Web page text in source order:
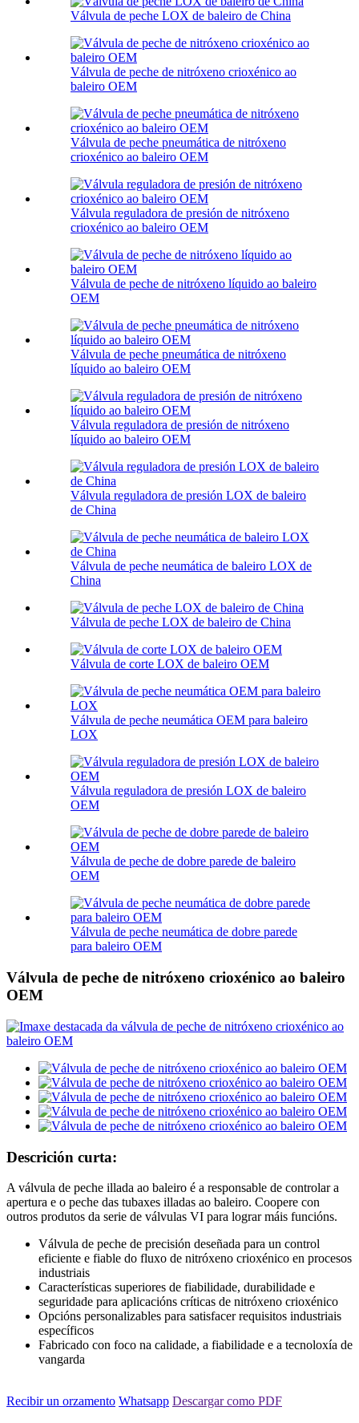
Válvula de peche LOX de baleiro de China
Válvula de peche de nitróxeno crioxénico ao
baleiro OEM
Válvula de peche pneumática de nitróxeno
crioxénico ao baleiro OEM
Válvula reguladora de presión de nitróxeno
crioxénico ao baleiro OEM
Válvula de peche de nitróxeno líquido ao baleiro
OEM
Válvula de peche pneumática de nitróxeno
líquido ao baleiro OEM
Válvula reguladora de presión de nitróxeno
líquido ao baleiro OEM
Válvula reguladora de presión LOX de baleiro
de China
Válvula de peche neumática de baleiro LOX de
China
Válvula de peche LOX de baleiro de China
Válvula de corte LOX de baleiro OEM
Válvula de peche neumática OEM para baleiro
LOX
Válvula reguladora de presión LOX de baleiro
OEM
Válvula de peche de dobre parede de baleiro
OEM
Válvula de peche neumática de dobre parede
para baleiro OEM
Válvula de peche de nitróxeno crioxénico ao baleiro
OEM
Descrición curta:
A válvula de peche illada ao baleiro é a responsable de controlar a
apertura e o peche das tubaxes illadas ao baleiro. Coopere con
outros produtos da serie de válvulas VI para lograr máis funcións.
Válvula de peche de precisión deseñada para un control
eficiente e fiable do fluxo de nitróxeno crioxénico en procesos
industriais
Características superiores de fiabilidade, durabilidade e
seguridade para aplicacións críticas de nitróxeno crioxénico
Opcións personalizables para satisfacer requisitos industriais
específicos
Fabricado con foco na calidade, a fiabilidade e a tecnoloxía de
vangarda
Recibir un orzamento Whatsapp Descargar como PDF